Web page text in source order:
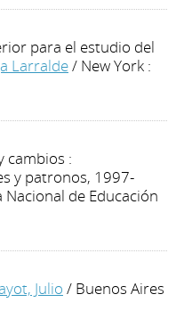
para el estudio del
Larralde/ New York :
cambios :
y patronos, 1997-
de Educación
Julio / Buenos Aires